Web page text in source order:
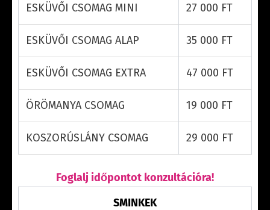
ESKÜVŐI CSOMAG MINI 27 000 FT
ESKÜVŐI CSOMAG ALAP 35 000 FT
ESKÜVŐI CSOMAG EXTRA 47 000 FT
ÖRÖMANYA CSOMAG 19 000 FT
KOSZORÚSLÁNY CSOMAG 29 000 FT
Foglalj időpontot konzultációra!
SMINKEK